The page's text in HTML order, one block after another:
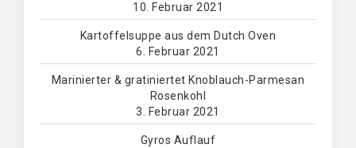
10. Februar 2021
Kartoffelsuppe aus dem Dutch Oven
6. Februar 2021
Marinierter & gratiniertet Knoblauch-Parmesan
Rosenkohl
3. Februar 2021
Gyros Auflauf